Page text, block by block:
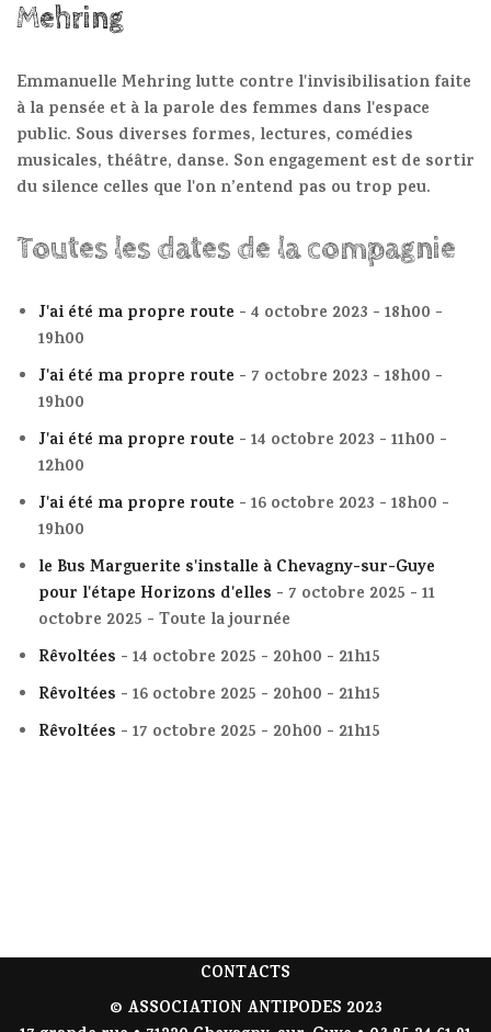
Mehring
Emmanuelle Mehring lutte contre l'invisibilisation faite
à la pensée et à la parole des femmes dans l'espace
public. Sous diverses formes, lectures, comédies
musicales, théâtre, danse. Son engagement est de sortir
du silence celles que l'on n’entend pas ou trop peu.
Toutes les dates de la compagnie
J'ai été ma propre route - 4 octobre 2023 - 18h00 -
19h00
J'ai été ma propre route - 7 octobre 2023 - 18h00 -
19h00
J'ai été ma propre route - 14 octobre 2023 - 11h00 -
12h00
J'ai été ma propre route - 16 octobre 2023 - 18h00 -
19h00
le Bus Marguerite s'installe à Chevagny-sur-Guye
pour l'étape Horizons d'elles - 7 octobre 2025 - 11
octobre 2025 - Toute la journée
Rêvoltées - 14 octobre 2025 - 20h00 - 21h15
Rêvoltées - 16 octobre 2025 - 20h00 - 21h15
Rêvoltées - 17 octobre 2025 - 20h00 - 21h15
CONTACTS
© ASSOCIATION ANTIPODES 2023